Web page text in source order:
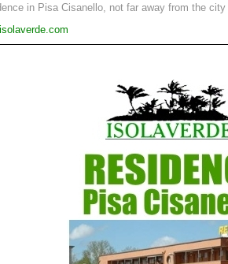
in Pisa Cisanello, not far away from the city